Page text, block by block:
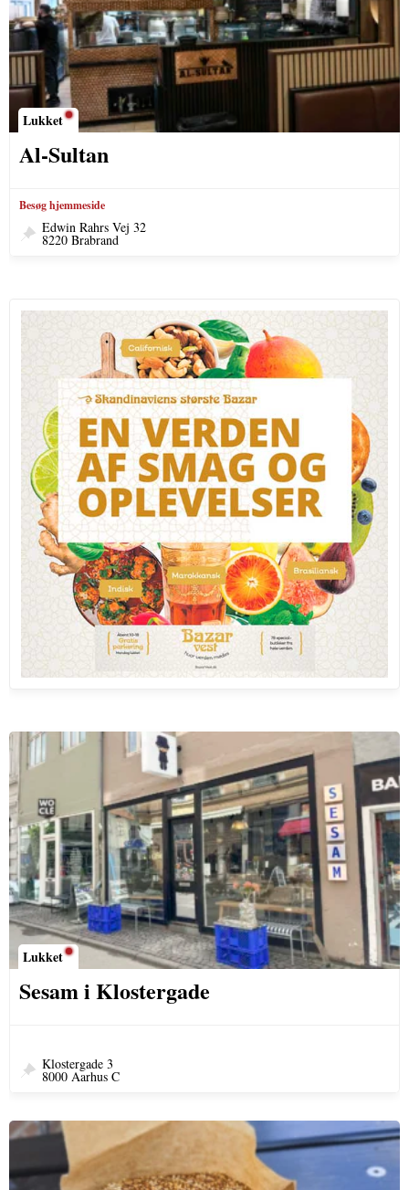
Lukket
Al-Sultan
Besøg hjemmeside
Edwin Rahrs Vej 32
8220 Brabrand
Lukket
Sesam i Klostergade
Klostergade 3
8000 Aarhus C